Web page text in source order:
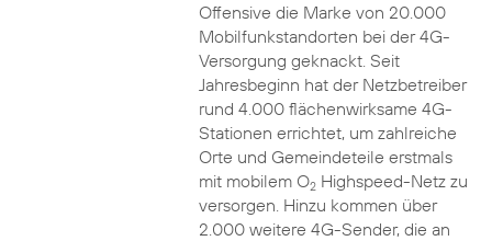
Offensive die Marke von 20.000
Mobilfunkstandorten bei der 4G-
Versorgung geknackt. Seit
Jahresbeginn hat der Netzbetreiber
rund 4.000 flächenwirksame 4G-
Stationen errichtet, um zahlreiche
Orte und Gemeindeteile erstmals
mit mobilem O2Highspeed-Netz zu
versorgen. Hinzu kommen über
2.000 weitere 4G-Sender, die an